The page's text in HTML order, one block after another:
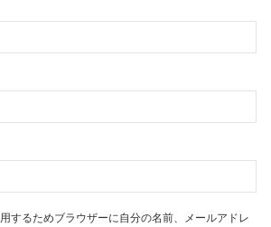
するためブラウザーに自分の名前、メールアドレ